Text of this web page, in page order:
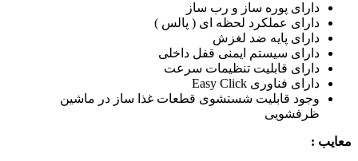
دارای پوره ساز و رب ساز
دارای عملکرد لحظه ای ( پالس )
دارای پایه ضد لغزش
دارای سیستم ایمنی قفل داخلی
دارای قابلیت تنظیمات سرعت
دارای فناوری Easy Click
وجود قابلیت شستشوی قطعات غذا ساز در ماشین
ظرفشویی
معایب :